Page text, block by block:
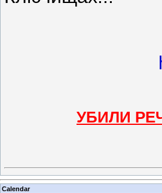
УБИЛИ
Calendar